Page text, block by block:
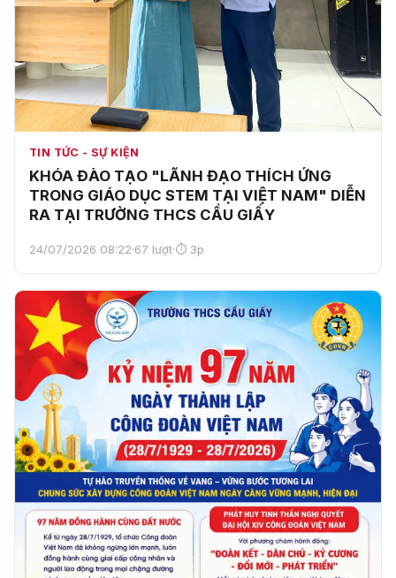
TIN TỨC - SỰ KIỆN
KHÓA ĐÀO TẠO "LÃNH ĐẠO THÍCH ỨNG
TRONG GIÁO DỤC STEM TẠI VIỆT NAM" DIỄN
RA TẠI TRƯỜNG THCS CẦU GIẤY
24/07/2026 08:22·67 lượt·⏱ 3p